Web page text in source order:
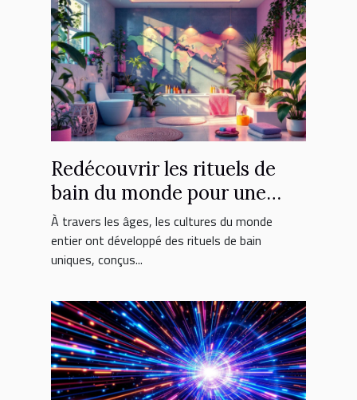
Redécouvrir les rituels de
bain du monde pour une
relaxation ultime
À travers les âges, les cultures du monde
entier ont développé des rituels de bain
uniques, conçus...